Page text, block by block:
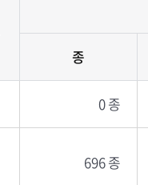
종
0 종
696 종